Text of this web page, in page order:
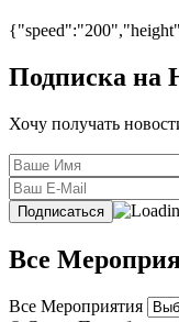
Подписка на
Хочу получать
Все
Все Мероприятия